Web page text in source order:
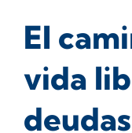
El
vida